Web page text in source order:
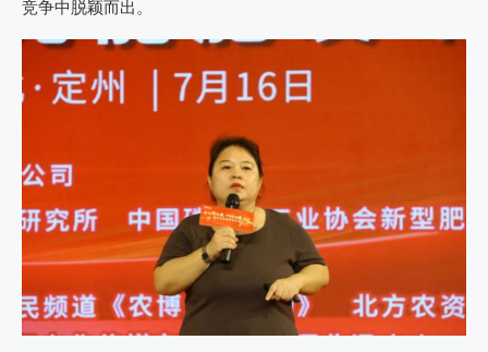
竞争中脱颖而出。